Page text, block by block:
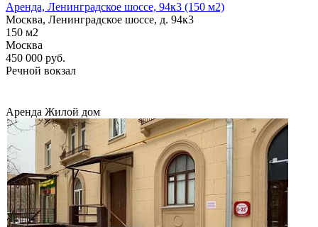
Аренда, Ленинградское шоссе, 94к3 (150 м2)
Москва, Ленинградское шоссе, д. 94к3
150 м2
Москва
450 000 руб.
Речной вокзал
Аренда Жилой дом